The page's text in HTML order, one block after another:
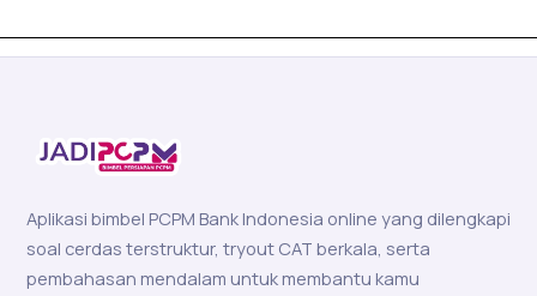
Aplikasi bimbel PCPM Bank Indonesia online yang dilengkapi
soal cerdas terstruktur, tryout CAT berkala, serta
pembahasan mendalam untuk membantu kamu